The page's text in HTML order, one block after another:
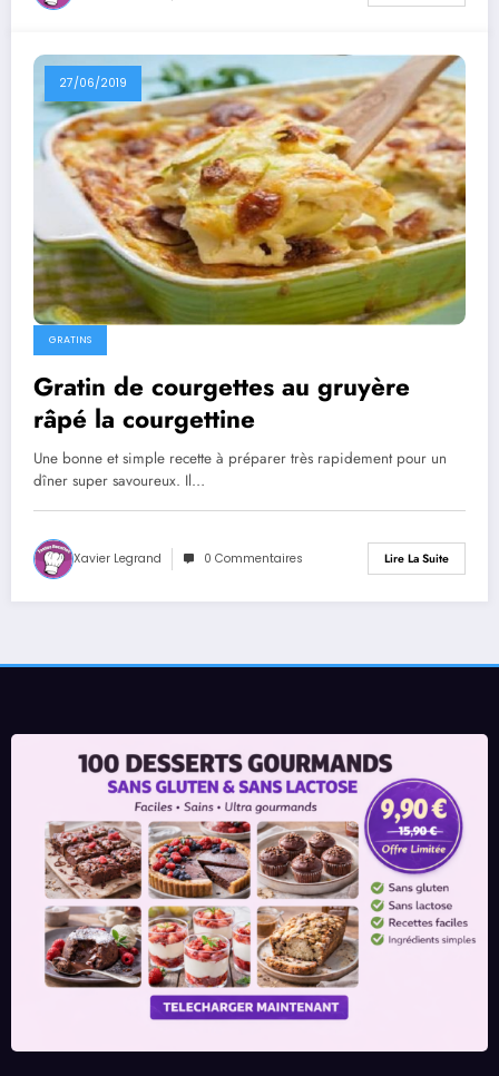
27/06/2019
GRATINS
Gratin de courgettes au gruyère
râpé la courgettine
Une bonne et simple recette à préparer très rapidement pour un
dîner super savoureux. Il…
Xavier Legrand 0 Commentaires Lire La Suite